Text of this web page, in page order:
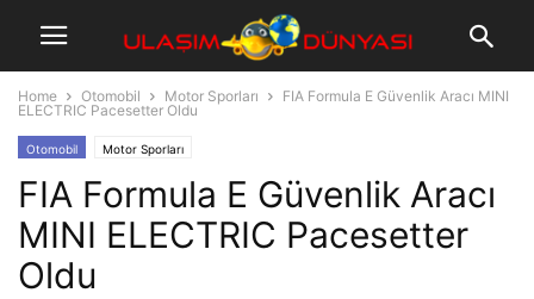
Home Otomobil Motor Sporları
FIA Formula E Güvenlik Aracı MINI
ELECTRIC Pacesetter Oldu
Otomobil Motor Sporları
FIA Formula E Güvenlik Aracı
MINI ELECTRIC Pacesetter
Oldu